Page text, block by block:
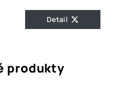
Detail
produkty